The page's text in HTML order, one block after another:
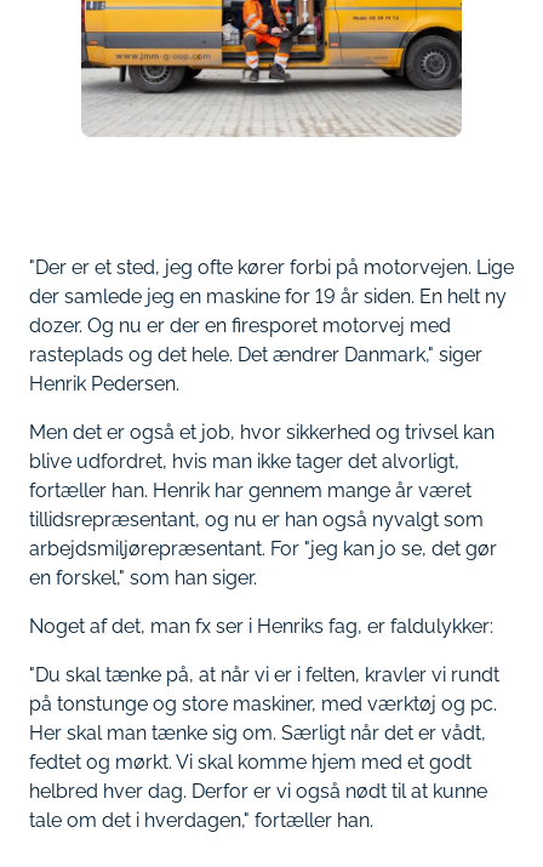
"Der er et sted, jeg ofte kører forbi på motorvejen. Lige
der samlede jeg en maskine for 19 år siden. En helt ny
dozer. Og nu er der en firesporet motorvej med
rasteplads og det hele. Det ændrer Danmark," siger
Henrik Pedersen.
Men det er også et job, hvor sikkerhed og trivsel kan
blive udfordret, hvis man ikke tager det alvorligt,
fortæller han. Henrik har gennem mange år været
tillidsrepræsentant, og nu er han også nyvalgt som
arbejdsmiljørepræsentant. For "jeg kan jo se, det gør
en forskel," som han siger.
Noget af det, man fx ser i Henriks fag, er faldulykker:
"Du skal tænke på, at når vi er i felten, kravler vi rundt
på tonstunge og store maskiner, med værktøj og pc.
Her skal man tænke sig om. Særligt når det er vådt,
fedtet og mørkt. Vi skal komme hjem med et godt
helbred hver dag. Derfor er vi også nødt til at kunne
tale om det i hverdagen," fortæller han.